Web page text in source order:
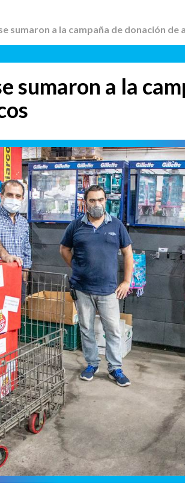
sumaron a la campaña de donación
sumaron a la